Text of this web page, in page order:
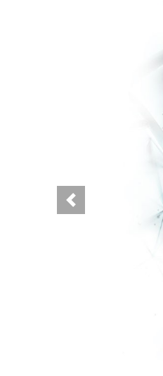
Previous